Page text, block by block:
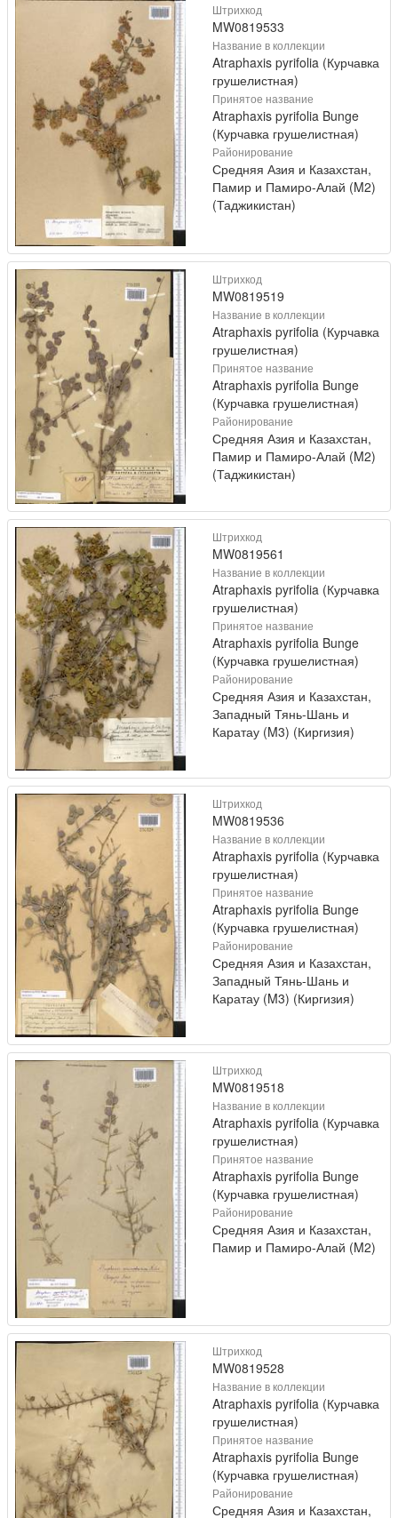
Штрихкод
MW0819533
Название в коллекции
Atraphaxis pyrifolia (Курчавка
грушелистная)
Принятое название
Atraphaxis pyrifolia Bunge
(Курчавка грушелистная)
Районирование
Средняя Азия и Казахстан,
Памир и Памиро-Алай (M2)
(Таджикистан)
Штрихкод
MW0819519
Название в коллекции
Atraphaxis pyrifolia (Курчавка
грушелистная)
Принятое название
Atraphaxis pyrifolia Bunge
(Курчавка грушелистная)
Районирование
Средняя Азия и Казахстан,
Памир и Памиро-Алай (M2)
(Таджикистан)
Штрихкод
MW0819561
Название в коллекции
Atraphaxis pyrifolia (Курчавка
грушелистная)
Принятое название
Atraphaxis pyrifolia Bunge
(Курчавка грушелистная)
Районирование
Средняя Азия и Казахстан,
Западный Тянь-Шань и
Каратау (M3) (Киргизия)
Штрихкод
MW0819536
Название в коллекции
Atraphaxis pyrifolia (Курчавка
грушелистная)
Принятое название
Atraphaxis pyrifolia Bunge
(Курчавка грушелистная)
Районирование
Средняя Азия и Казахстан,
Западный Тянь-Шань и
Каратау (M3) (Киргизия)
Штрихкод
MW0819518
Название в коллекции
Atraphaxis pyrifolia (Курчавка
грушелистная)
Принятое название
Atraphaxis pyrifolia Bunge
(Курчавка грушелистная)
Районирование
Средняя Азия и Казахстан,
Памир и Памиро-Алай (M2)
Штрихкод
MW0819528
Название в коллекции
Atraphaxis pyrifolia (Курчавка
грушелистная)
Принятое название
Atraphaxis pyrifolia Bunge
(Курчавка грушелистная)
Районирование
Средняя Азия и Казахстан,